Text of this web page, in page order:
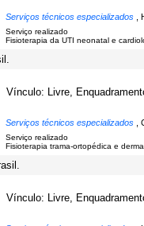
Serviços técnicos especializados
Serviço realizado
Fisioterapia da UTI neonatal e
Vínculo: Livre,
Serviços técnicos especializados
Serviço realizado
Fisioterapia trama-ortopédica e
Vínculo: Livre,